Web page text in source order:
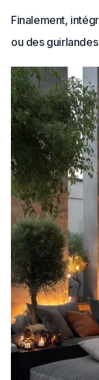
Finalement,
ou des guirlandes